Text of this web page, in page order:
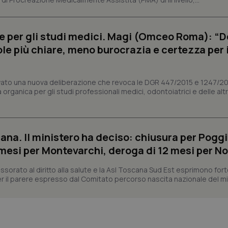
per gli studi medici. Magi (Omceo Roma):
più chiare, meno burocrazia e certezza per i
una nuova deliberazione che revoca le DGR 447/2015 e 1247/
organica per gli studi professionali medici, odontoiatrici e delle
Il ministero ha deciso: chiusura per
per Montevarchi, deroga di 12 mesi per
al diritto alla salute e la Asl Toscana Sud Est esprimono
il parere espresso dal Comitato percorso nascita nazionale del
2 giorni
www.quotidianosanita.it
4
2 giorni
Questo cookie è impostato
Google LLC
.quotidianosanita.it
1 anno 1
mese
Questo nome di cookie è
Universal Analytics, che è un
generato in modo casuale come
cliente. È incluso in ogni
PHP.net
Sessione
Cookie generato da applicazioni
generico utilizzato per
sessione utente. Normalmente
generato in modo casuale, il
utilizzato può essere specifico
un utente tra le pagine.
.quotidianosanita.it
1 anno 1
Questo cookie viene utilizzato